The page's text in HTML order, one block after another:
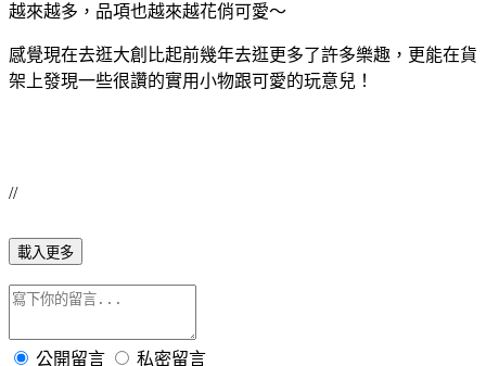
越來越多，品項也越來越花俏可愛～
感覺現在去逛大創比起前幾年去逛更多了許多樂趣，更能在貨
架上發現一些很讚的實用小物跟可愛的玩意兒！
//
載入更多
公開留言 私密留言